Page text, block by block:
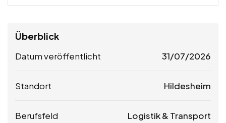
Überblick
Datum veröffentlicht 31/07/2026
Standort Hildesheim
Berufsfeld Logistik & Transport